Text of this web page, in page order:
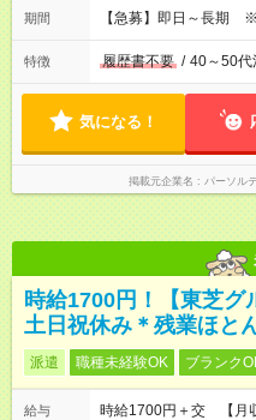
期間 【急募】即日～長期 ※
特徴 履歴書不要 / 40～50代
気になる！
掲載元企業名 パーソル
時給1700円！【東芝グ
土日祝休み＊残業ほと
派遣 職種未経験OK ブランク
給与
時給1700円＋交 【月